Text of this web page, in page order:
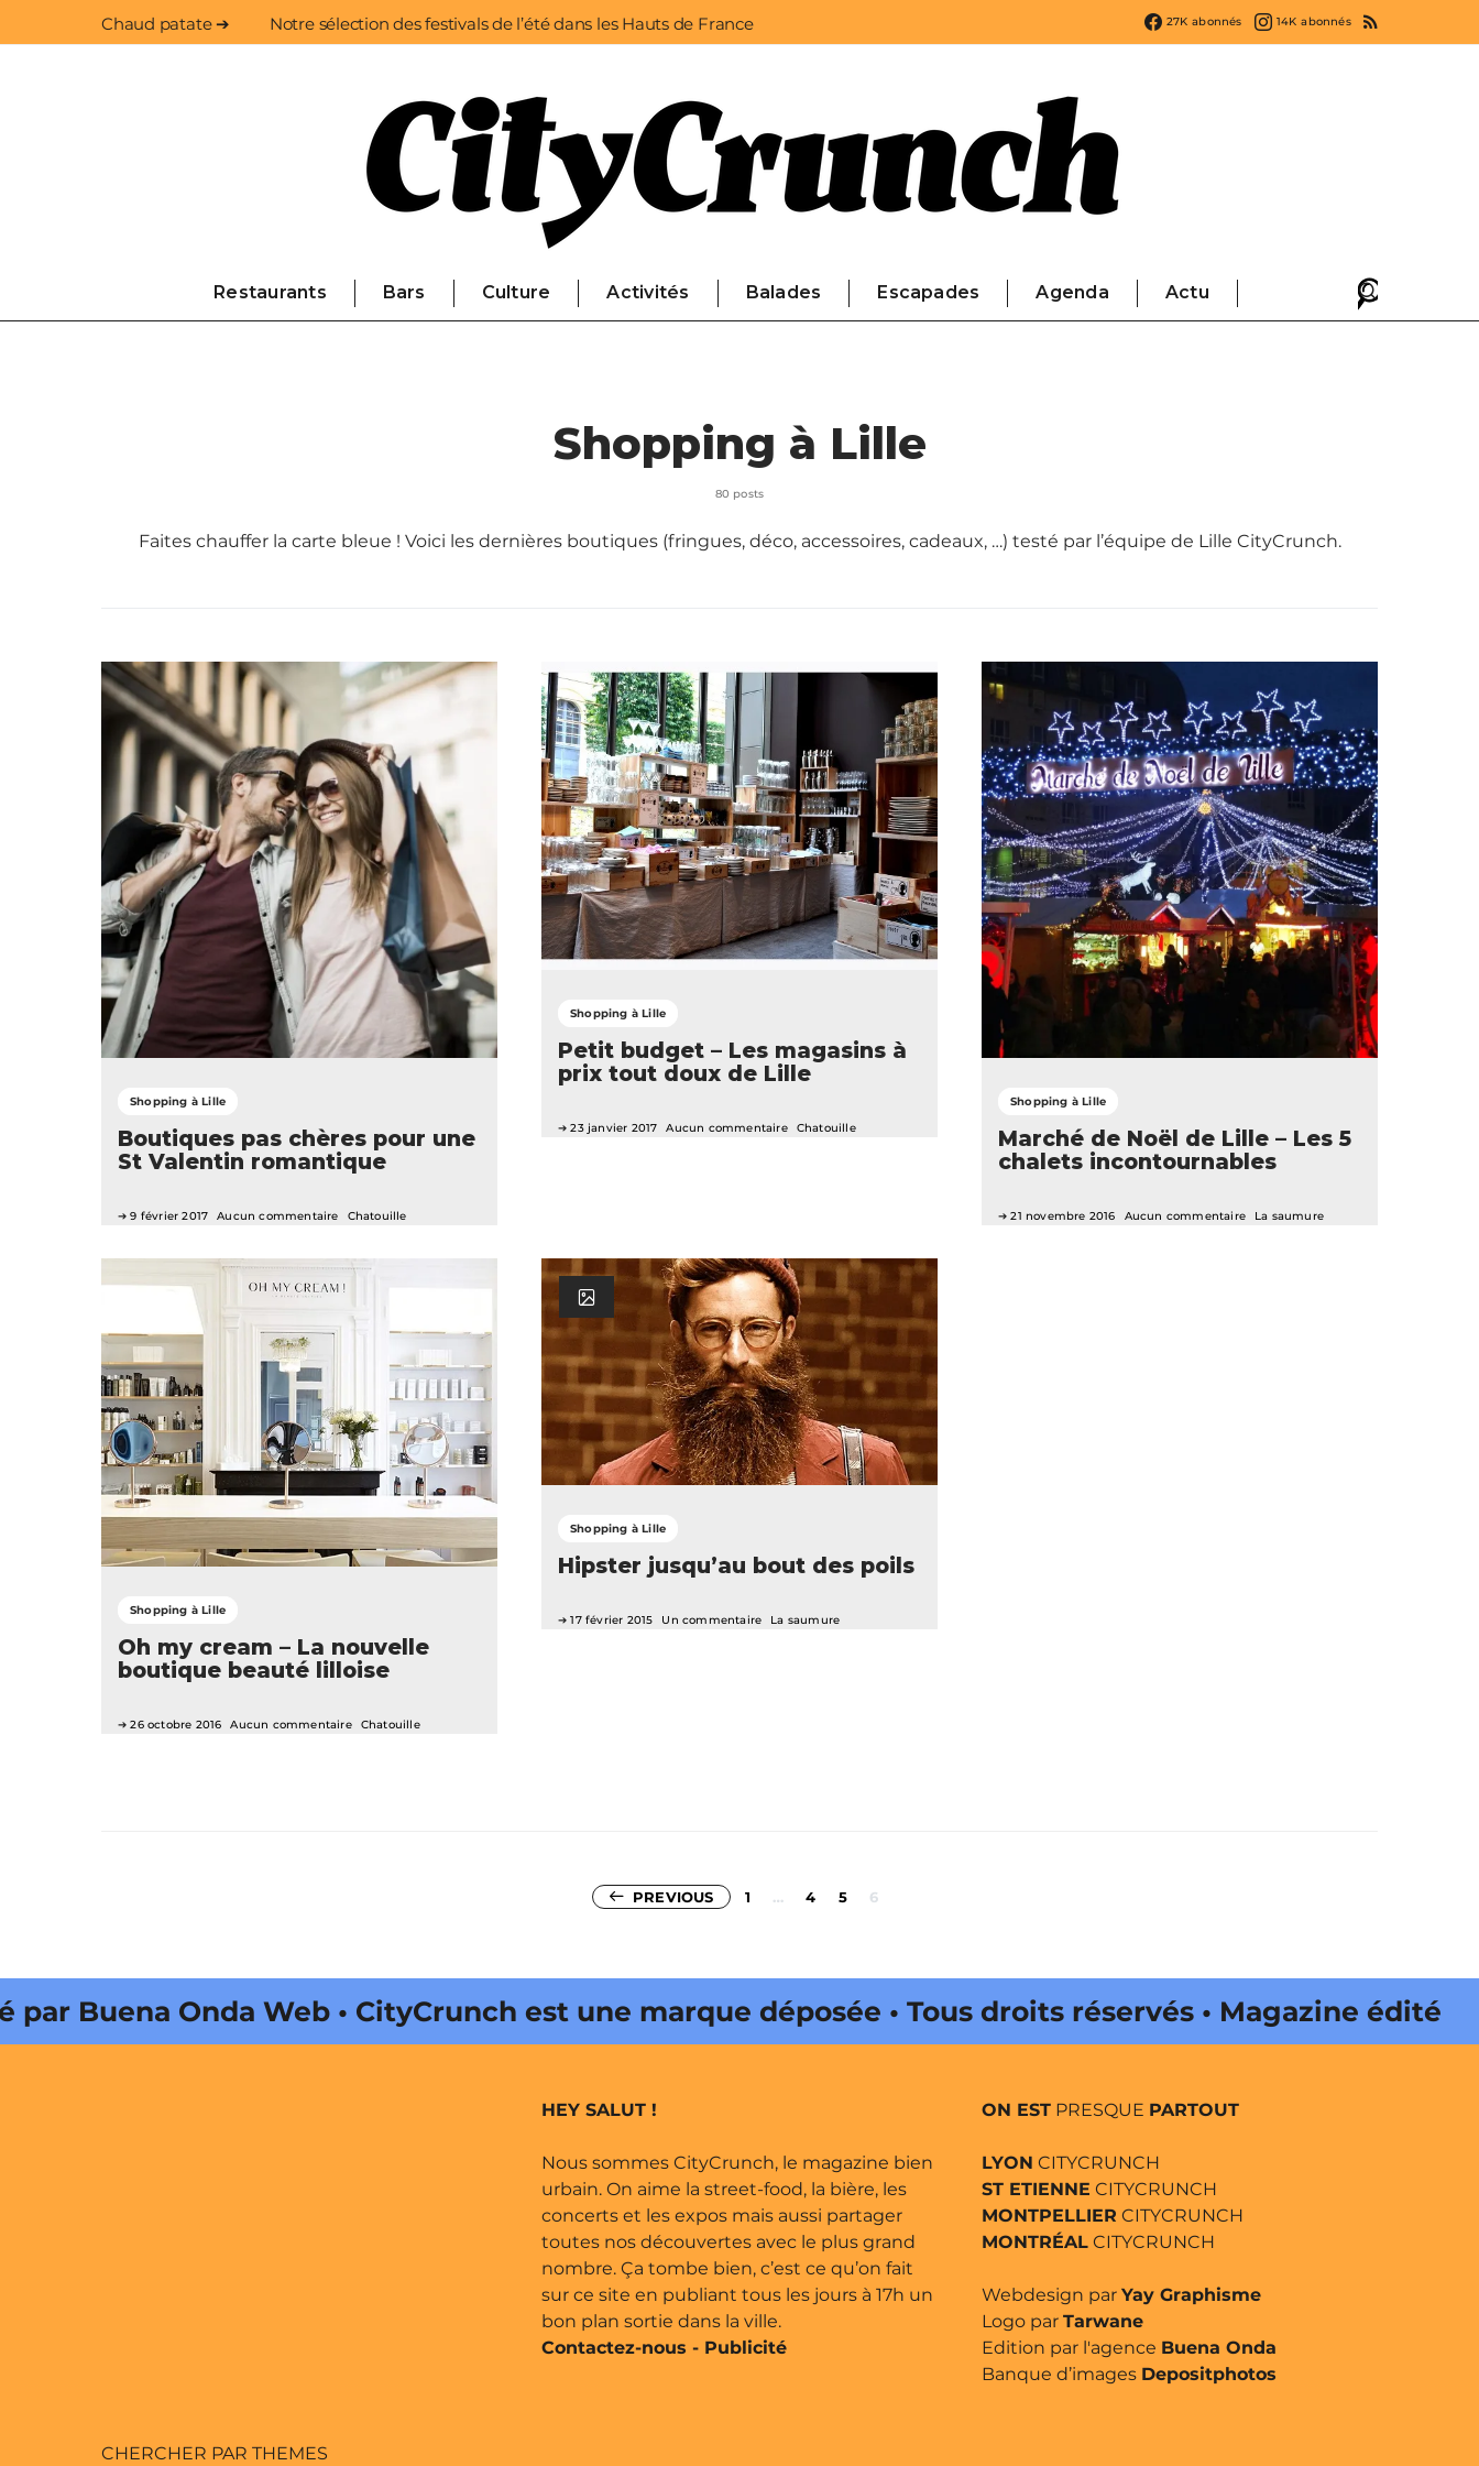
Chaud patate ➔ Notre sélection des festivals de l’été dans les Hauts de France 27K abonnés 14K abonnés
Restaurants Bars Culture Activités Balades Escapades Agenda Actu
Shopping à Lille
80 posts
Faites chauffer la carte bleue ! Voici les dernières boutiques (fringues, déco, accessoires, cadeaux, …) testé par l’équipe de Lille CityCrunch.
Shopping à Lille
Boutiques pas chères pour une
St Valentin romantique
9 février 2017 Aucun commentaire Chatouille
Shopping à Lille
Petit budget – Les magasins à
prix tout doux de Lille
23 janvier 2017 Aucun commentaire Chatouille
Shopping à Lille
Marché de Noël de Lille – Les 5
chalets incontournables
21 novembre 2016 Aucun commentaire La saumure
Shopping à Lille
Oh my cream – La nouvelle
boutique beauté lilloise
26 octobre 2016 Aucun commentaire Chatouille
Shopping à Lille
Hipster jusqu’au bout des poils
17 février 2015 Un commentaire La saumure
Pagination
PREVIOUS 1 … 4 5 6
Onda Web • CityCrunch est une marque déposée • Tous droits réservés • Magazine édité par
HEY SALUT !
Nous sommes CityCrunch, le magazine bien
urbain. On aime la street-food, la bière, les
concerts et les expos mais aussi partager
toutes nos découvertes avec le plus grand
nombre. Ça tombe bien, c’est ce qu’on fait
sur ce site en publiant tous les jours à 17h un
bon plan sortie dans la ville.
Contactez-nous - Publicité
ON EST PRESQUE PARTOUT
LYON CITYCRUNCH
ST ETIENNE CITYCRUNCH
MONTPELLIER CITYCRUNCH
MONTRÉAL CITYCRUNCH
Webdesign par Yay Graphisme
Logo par Tarwane
Edition par l'agence Buena Onda
Banque d’images Depositphotos
CHERCHER PAR THEMES